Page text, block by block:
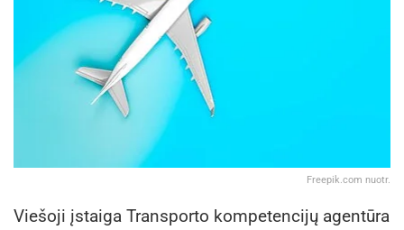
Freepik.com nuotr.
Viešoji įstaiga Transporto kompetencijų agentūra